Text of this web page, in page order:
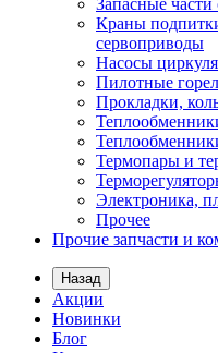
Запасные
Краны
сервоприводы
Насосы
Пилотные
Прокладки,
Термопары и
Электроника,
Прочее
Прочие запчасти и
Назад
Акции
Новинки
Блог